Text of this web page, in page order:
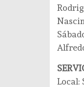
Local: